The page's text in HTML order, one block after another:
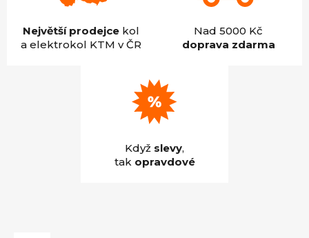
Největší prodejcekol
a elektrokol KTM v ČR
Nad 5000 Kč
doprava zdarma
Když slevy,
tak opravdové